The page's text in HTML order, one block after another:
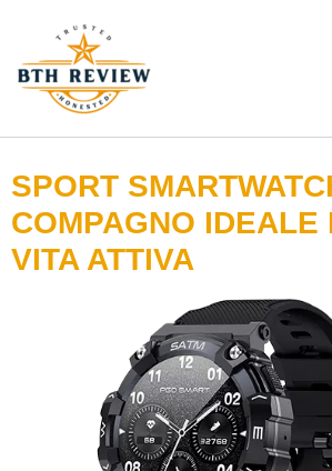
contenuto
SPORT
COMPAGNO IDEALE
VITA ATTIVA